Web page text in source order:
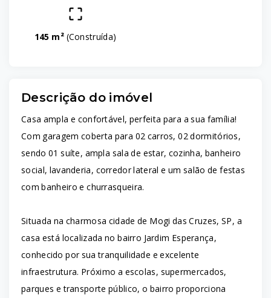
145 m² (Construída)
Descrição do imóvel
Casa ampla e confortável, perfeita para a sua família!
Com garagem coberta para 02 carros, 02 dormitórios,
sendo 01 suíte, ampla sala de estar, cozinha, banheiro
social, lavanderia, corredor lateral e um salão de festas
com banheiro e churrasqueira.
Situada na charmosa cidade de Mogi das Cruzes, SP, a
casa está localizada no bairro Jardim Esperança,
conhecido por sua tranquilidade e excelente
infraestrutura. Próximo a escolas, supermercados,
parques e transporte público, o bairro proporciona